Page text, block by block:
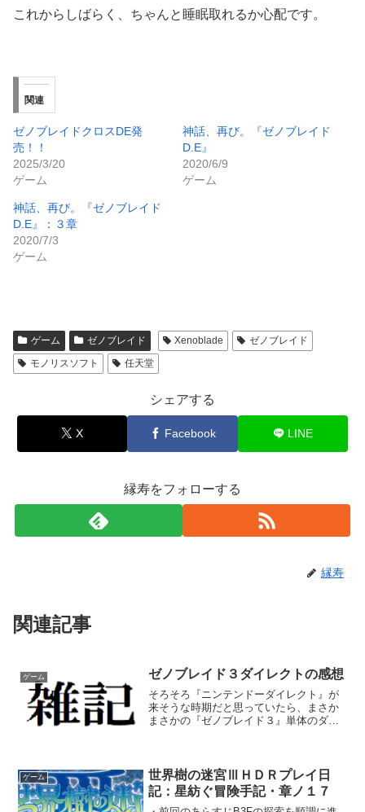
これからしばらく、ちゃんと睡眠取れるか心配です。
関連
ゼノブレイドクロスDE発
売！！
2025/3/20
ゲーム
神話、再び。『ゼノブレイド
D.E』
2020/6/9
ゲーム
神話、再び。『ゼノブレイド
D.E』：３章
2020/7/3
ゲーム
ゲーム ゼノブレイド Xenoblade
ゼノブレイド
モノリスソフト
任天堂
シェアする
X Facebook LINE
縁寿をフォローする
縁寿
関連記事
ゲーム ゼノブレイド３ダイレクトの感想
そろそろ『ニンテンドーダイレクト』が
来そうな時期だと思っていたら、まさか
まさかの『ゼノブレイド３』単体のダイ
ますね。ブレスとかスプラ...
ゲーム
世界樹の迷宮ⅢＨＤＲプレイ日
記：星紡ぐ冒険手記・章ノ１７